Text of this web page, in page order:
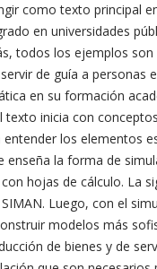
como texto principal
en universidades
todos los ejemplos
de guía a personas
en su formación
inicia con
los elementos
la forma de
hojas de cálculo. La
Luego, con el
modelos más
de bienes y de